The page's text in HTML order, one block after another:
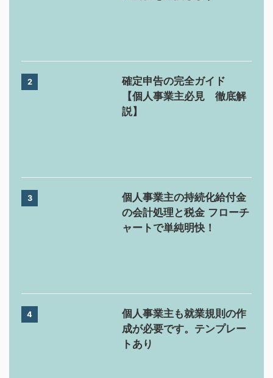
2
確定申告の完全ガイド
【個人事業主必見 徹底解
説】
3
個人事業主の持続化給付金
の会計処理と税金 フローチ
ャートで単純明快！
4
個人事業主も就業規則の作
成が必要です。テンプレー
トあり